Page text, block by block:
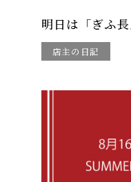
明日は「ぎふ
店主の日記